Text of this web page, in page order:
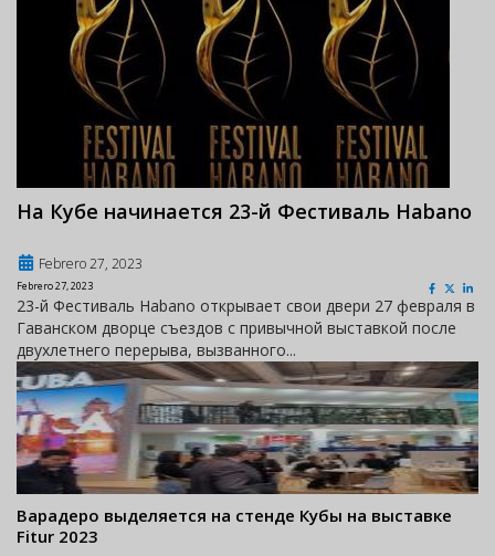
На Кубе начинается 23-й Фестиваль Habano
Febrero 27, 2023
Febrero 27, 2023
23-й Фестиваль Habano открывает свои двери 27 февраля в
Гаванском дворце съездов с привычной выставкой после
двухлетнего перерыва, вызванного...
Варадеро выделяется на стенде Кубы на выставке
Fitur 2023